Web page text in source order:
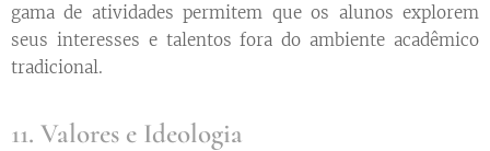
gama de atividades permitem que os alunos explorem
seus interesses e talentos fora do ambiente acadêmico
tradicional.
11. Valores e Ideologia